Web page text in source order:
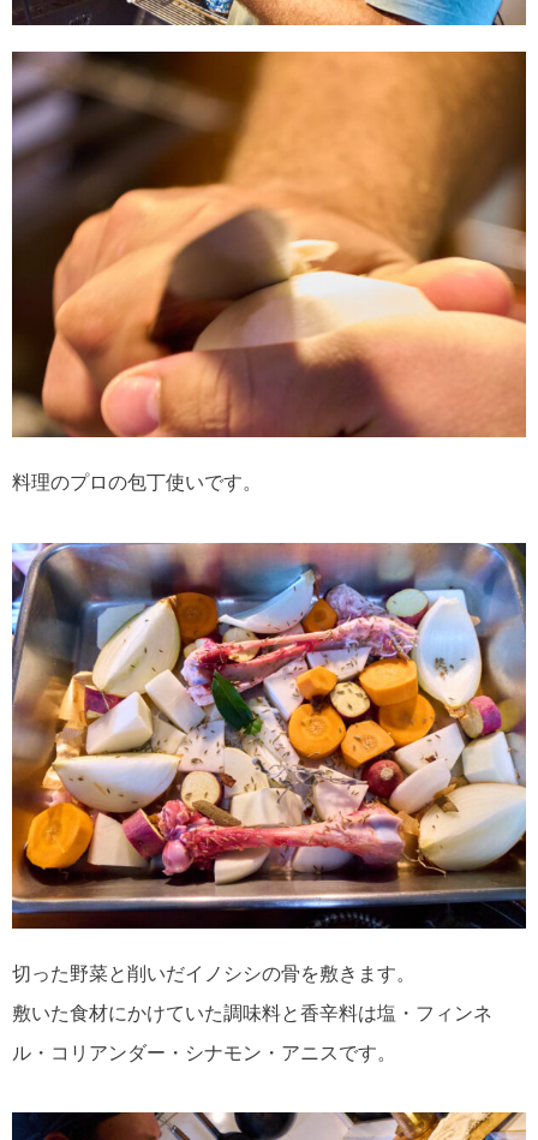
料理のプロの包丁使いです。
切った野菜と削いだイノシシの骨を敷きます。
敷いた食材にかけていた調味料と香辛料は塩・フィンネ
ル・コリアンダー・シナモン・アニスです。